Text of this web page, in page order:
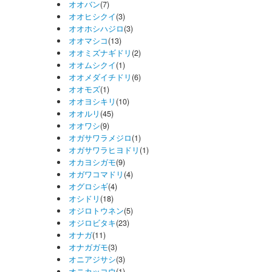
オオバン(7)
オオヒシクイ(3)
オオホシハジロ(3)
オオマシコ(13)
オオミズナギドリ (2)
オオムシクイ(1)
オオメダイチドリ (6)
オオモズ(1)
オオヨシキリ (10)
オオルリ (45)
オオワシ(9)
オガサワラメジロ(1)
オガサワラヒヨドリ (1)
オカヨシガモ(9)
オガワコマドリ (4)
オグロシギ(4)
オシドリ (18)
オジロトウネン(5)
オジロビタキ(23)
オナガ(11)
オナガガモ(3)
オニアジサシ(3)